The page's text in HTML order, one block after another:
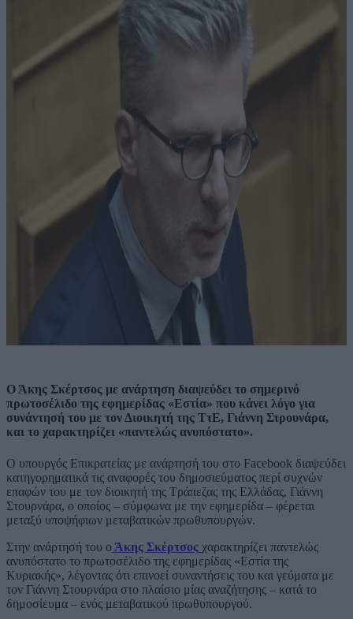
Ο Άκης Σκέρτσος με ανάρτηση διαψεύδει το σημερινό
πρωτοσέλιδο της εφημερίδας «Εστία» που κάνει λόγο για
συνάντησή του με τον Διοικητή της ΤτΕ, Γιάννη Στρουνάρα,
και το χαρακτηρίζει «παντελώς ανυπόστατο».
Ο υπουργός Επικρατείας με ανάρτησή του στο Facebook διαψεύδει
κατηγορηματικά τις αναφορές του δημοσιεύματος περί συχνών
επαφών του με τον διοικητή της Τράπεζας της Ελλάδας, Γιάννη
Στουρνάρα, ο οποίος – σύμφωνα με την εφημερίδα – φέρεται
μεταξύ υποψήφιων μεταβατικών πρωθυπουργών.
Στην ανάρτησή του ο Άκης Σκέρτσος χαρακτηρίζει παντελώς
ανυπόστατο το πρωτοσέλιδο της εφημερίδας «Εστία της
Κυριακής», λέγοντας ότι επινοεί συναντήσεις του και γεύματα με
τον Γιάννη Στουρνάρα στο πλαίσιο μίας αναζήτησης – κατά το
δημοσίευμα – ενός μεταβατικού πρωθυπουργού.